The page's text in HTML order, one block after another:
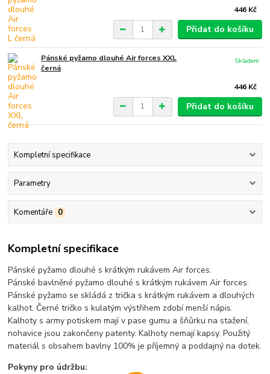
446 Kč
Přidat do košíku
Pánské pyžamo dlouhé Air forces XXL
černá
446 Kč
Skladem
Přidat do košíku
Kompletní specifikace
Parametry
Komentáře 0
Kompletní specifikace
Pánské pyžamo dlouhé s krátkým rukávem Air forces.
Pánské bavlněné pyžamo dlouhé s krátkým rukávem Air forces.
Pánské pyžamo se skládá z trička s krátkým rukávem a dlouhých
kalhot. Černé tričko s kulatým výstřihem zdobí menší nápis.
Kalhoty s army potiskem mají v pase gumu a šňůrku na stažení,
nohavice jsou zakončeny patenty. Kalhoty nemají kapsy. Použitý
materiál s obsahem bavlny 100% je příjemný a poddajný na dotek.
Pokyny pro údržbu: